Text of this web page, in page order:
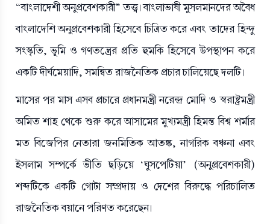
“বাংলাদেশী অনুপ্রবেশকারী” তত্ত্ব। বাংলাভাষী মুসলমানদের অবৈধ
বাংলাদেশি অনুপ্রবেশকারী হিসেবে চিত্রিত করে এবং তাদের হিন্দু
সংস্কৃতি, ভূমি ও গণতন্ত্রের প্রতি হুমকি হিসেবে উপস্থাপন করে
একটি দীর্ঘমেয়াদি, সমন্বিত রাজনৈতিক প্রচার চালিয়েছে দলটি।
মাসের পর মাস এসব প্রচারে প্রধানমন্ত্রী নরেন্দ্র মোদি ও স্বরাষ্ট্রমন্ত্রী
অমিত শাহ থেকে শুরু করে আসামের মুখ্যমন্ত্রী হিমন্ত বিশ্ব শর্মার
মত বিজেপির নেতারা জনমিতিক আতঙ্ক, নাগরিক বঞ্চনা এবং
ইসলাম সম্পর্কে ভীতি ছড়িয়ে ‘ঘুসপেটিয়া’ (অনুপ্রবেশকারী)
শব্দটিকে একটি গোটা সম্প্রদায় ও দেশের বিরুদ্ধে পরিচালিত
রাজনৈতিক বয়ানে পরিণত করেছেন।